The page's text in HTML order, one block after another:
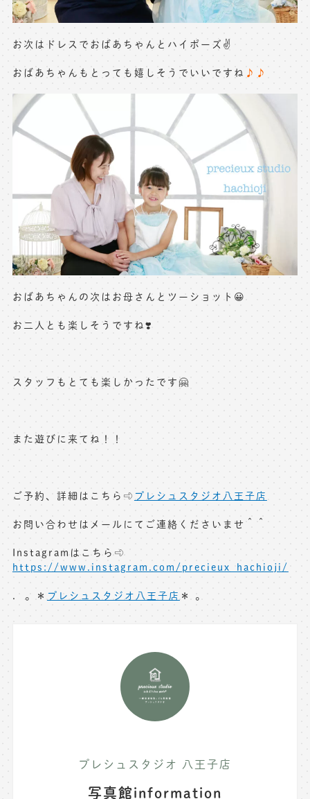
お次はドレスでおばあちゃんとハイポーズ✌️
おばあちゃんもとっても嬉しそうでいいですね ♪♪
おばあちゃんの次はお母さんとツーショット😀
お二人とも楽しそうですね❣️
スタッフもとても楽しかったです🤗
また遊びに来てね！！
ご予約、詳細はこちら⇨ プレシュスタジオ八王子店
お問い合わせはメールにてご連絡くださいませ＾＾
Instagramはこちら⇨
https://www.instagram.com/precieux_hachioji/
. 。＊ プレシュスタジオ八王子店 ＊ 。
プレシュスタジオ 八王子店
写真館information